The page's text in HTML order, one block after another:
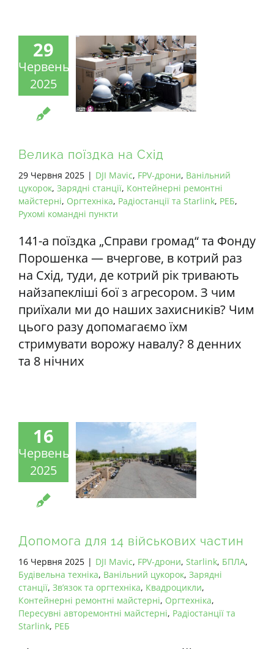
29
Червень
2025
Велика поїздка на Схід
29 Червня 2025 | DJI Mavic, FPV-дрони, Ванільний
цукорок, Зарядні станції, Контейнерні ремонтні
майстерні, Оргтехніка, Радіостанції та Starlink, РЕБ,
Рухомі командні пункти
141-а поїздка „Справи громад“ та Фонду
Порошенка — вчергове, в котрий раз
на Схід, туди, де котрий рік тривають
найзапекліші бої з агресором. З чим
приїхали ми до наших захисників? Чим
цього разу допомагаємо їхм
стримувати ворожу навалу? 8 денних
та 8 нічних
16
Червень
2025
Допомога для 14 військових частин
16 Червня 2025 | DJI Mavic, FPV-дрони, Starlink, БПЛА,
Будівельна техніка, Ванільний цукорок, Зарядні
станції, Зв’язок та оргтехніка, Квадроцикли,
Контейнерні ремонтні майстерні, Оргтехніка,
Пересувні авторемонтні майстерні, Радіостанції та
Starlink, РЕБ